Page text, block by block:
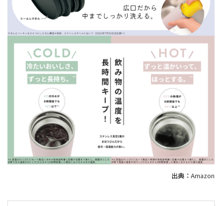
出典： Amazon